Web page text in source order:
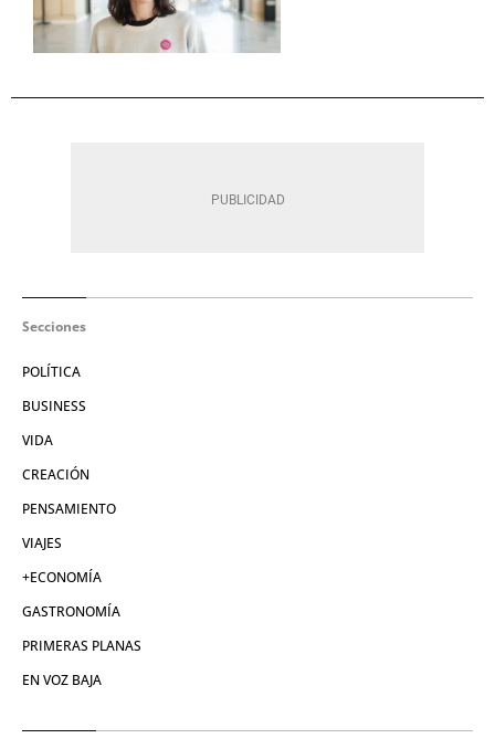
Secciones
POLÍTICA
BUSINESS
VIDA
CREACIÓN
PENSAMIENTO
VIAJES
+ECONOMÍA
GASTRONOMÍA
PRIMERAS PLANAS
EN VOZ BAJA